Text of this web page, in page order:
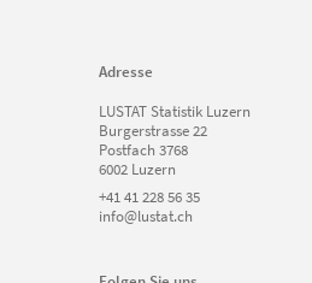
Adresse
LUSTAT Statistik Luzern
Burgerstrasse 22
Postfach 3768
6002 Luzern
+41 41 228 56 35
info@lustat.ch